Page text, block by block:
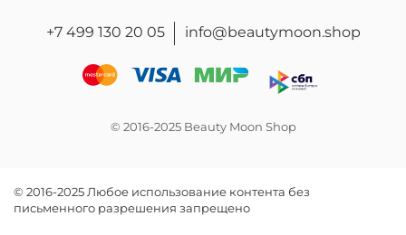
+7 499 130 20 05 info@beautymoon.shop
© 2016-2025 Beauty Moon Shop
© 2016-2025 Любое использование контента без
письменного разрешения запрещено